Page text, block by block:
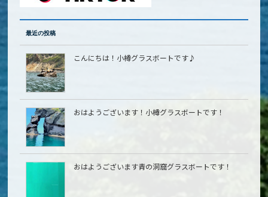
最近の投稿
こんにちは！小樽グラスボートです♪
おはようございます！小樽グラスボートです！
おはようございます青の洞窟グラスボートです！